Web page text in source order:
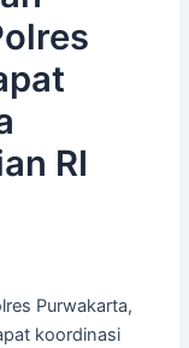
RI
Purwakarta,
koordinasi